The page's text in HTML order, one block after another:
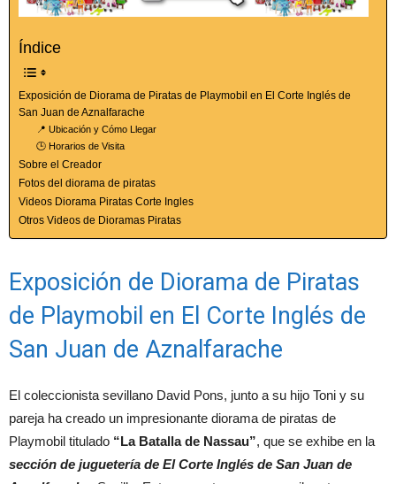
Índice
Exposición de Diorama de Piratas de Playmobil en El Corte Inglés de
San Juan de Aznalfarache
📍 Ubicación y Cómo Llegar
🕒 Horarios de Visita
Sobre el Creador
Fotos del diorama de piratas
Videos Diorama Piratas Corte Ingles
Otros Videos de Dioramas Piratas
Exposición de Diorama de Piratas
de Playmobil en El Corte Inglés de
San Juan de Aznalfarache
El coleccionista sevillano David Pons, junto a su hijo Toni y su
pareja ha creado un impresionante diorama de piratas de
Playmobil titulado “La Batalla de Nassau”, que se exhibe en la
sección de juguetería de El Corte Inglés de San Juan de